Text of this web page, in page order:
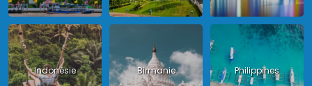
Indonésie Birmanie Philippines